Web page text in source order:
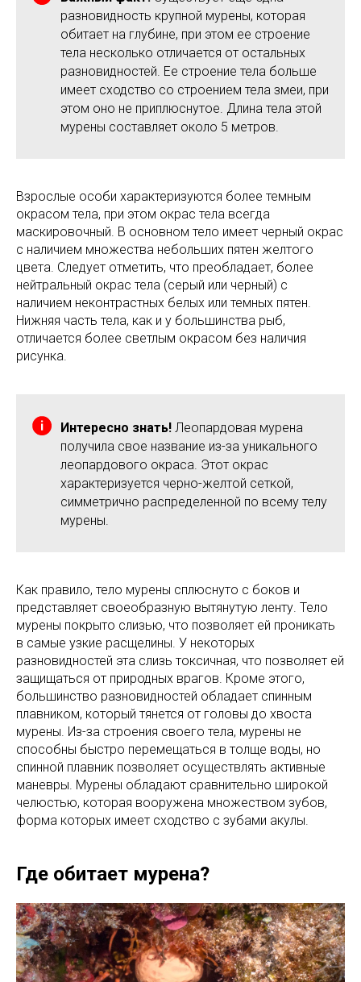
разновидность крупной мурены, которая
обитает на глубине, при этом ее строение
тела несколько отличается от остальных
разновидностей. Ее строение тела больше
имеет сходство со строением тела змеи, при
этом оно не приплюснутое. Длина тела этой
мурены составляет около 5 метров.
Взрослые особи характеризуются более темным
окрасом тела, при этом окрас тела всегда
маскировочный. В основном тело имеет черный окрас
с наличием множества небольших пятен желтого
цвета. Следует отметить, что преобладает, более
нейтральный окрас тела (серый или черный) с
наличием неконтрастных белых или темных пятен.
Нижняя часть тела, как и у большинства рыб,
отличается более светлым окрасом без наличия
рисунка.
Интересно знать! Леопардовая мурена
получила свое название из-за уникального
леопардового окраса. Этот окрас
характеризуется черно-желтой сеткой,
симметрично распределенной по всему телу
мурены.
Как правило, тело мурены сплюснуто с боков и
представляет своеобразную вытянутую ленту. Тело
мурены покрыто слизью, что позволяет ей проникать
в самые узкие расщелины. У некоторых
разновидностей эта слизь токсичная, что позволяет ей
защищаться от природных врагов. Кроме этого,
большинство разновидностей обладает спинным
плавником, который тянется от головы до хвоста
мурены. Из-за строения своего тела, мурены не
способны быстро перемещаться в толще воды, но
спинной плавник позволяет осуществлять активные
маневры. Мурены обладают сравнительно широкой
челюстью, которая вооружена множеством зубов,
форма которых имеет сходство с зубами акулы.
Где обитает мурена?